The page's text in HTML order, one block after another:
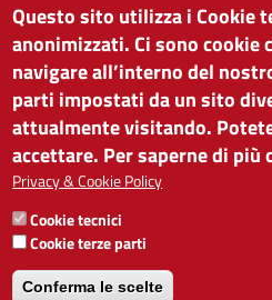
CAMERA DI COMMERCIO
via Alto Adige 60 | I-39100
tel. 0471 945 511 |
Partita IVA: 00376420212
ISTITUTO PER LA
SVILUPPO ECONOMICO
Partita IVA: 01716880214
Questo sito utilizza i Cookie
anonimizzati. Ci sono cookie
navigare all’interno del
parti impostati da un sito
attualmente visitando.
accettare. Per saperne di
Privacy & Cookie Policy
Cookie tecnici
Cookie terze parti
Conferma le scelte